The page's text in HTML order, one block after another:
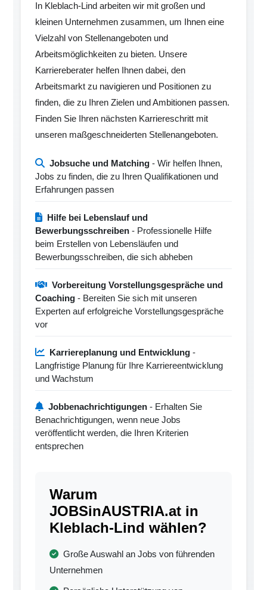
In Kleblach-Lind arbeiten wir mit großen und
kleinen Unternehmen zusammen, um Ihnen eine
Vielzahl von Stellenangeboten und
Arbeitsmöglichkeiten zu bieten. Unsere
Karriereberater helfen Ihnen dabei, den
Arbeitsmarkt zu navigieren und Positionen zu
finden, die zu Ihren Zielen und Ambitionen passen.
Finden Sie Ihren nächsten Karriereschritt mit
unseren maßgeschneiderten Stellenangeboten.
Jobsuche und Matching - Wir helfen Ihnen,
Jobs zu finden, die zu Ihren Qualifikationen und
Erfahrungen passen
Hilfe bei Lebenslauf und
Bewerbungsschreiben - Professionelle Hilfe
beim Erstellen von Lebensläufen und
Bewerbungsschreiben, die sich abheben
Vorbereitung Vorstellungsgespräche und
Coaching - Bereiten Sie sich mit unseren
Experten auf erfolgreiche Vorstellungsgespräche
vor
Karriereplanung und Entwicklung -
Langfristige Planung für Ihre Karriereentwicklung
und Wachstum
Jobbenachrichtigungen - Erhalten Sie
Benachrichtigungen, wenn neue Jobs
veröffentlicht werden, die Ihren Kriterien
entsprechen
Warum
JOBSinAUSTRIA.at in
Kleblach-Lind wählen?
Große Auswahl an Jobs von führenden
Unternehmen